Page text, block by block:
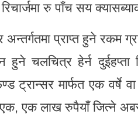
रु पाँच सय
प्राप्त हुने रकम
हुने चलचित्र हेर्न दुईहप्ता
ट्रान्सर मार्फत एक वर्षे वा
एक लाख रुपैयाँ जित्ने